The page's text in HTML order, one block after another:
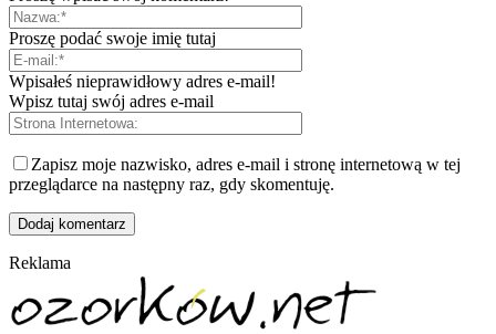
Proszę podać swoje imię tutaj
Wpisałeś nieprawidłowy adres e-mail!
Wpisz tutaj swój adres e-mail
Zapisz moje nazwisko, adres e-mail i stronę internetową w tej
przeglądarce na następny raz, gdy skomentuję.
Reklama